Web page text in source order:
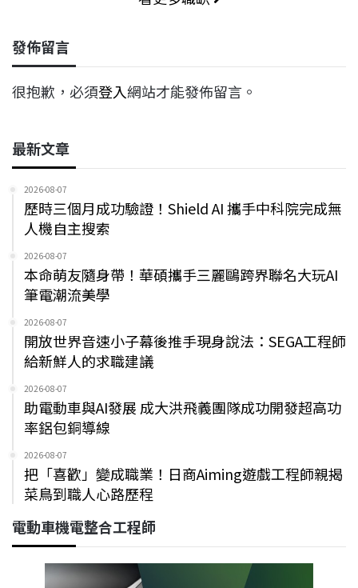
發佈留言
很抱歉，必須登入網站才能發佈留言。
最新文章
2026-08-07
歷時三個月成功驗證！Shield AI 攜手中科院完成無
人機自主搜索
2026-08-07
本命萌友隨身帶！華碩攜手三麗鷗跨界聯名大玩AI
筆電潮流美學
2026-08-07
開放世界音速小子幕後推手現身說法：SEGA工程師
給新鮮人的求職建議
2026-08-07
助電動車與AI發展 成大洪飛義團隊成功開發超高功
率鋁包銅導線
2026-08-07
把「喜歡」變成職業！日商Aiming遊戲工程師親揭
菜鳥到職人心路歷程
電動車機電整合工程師